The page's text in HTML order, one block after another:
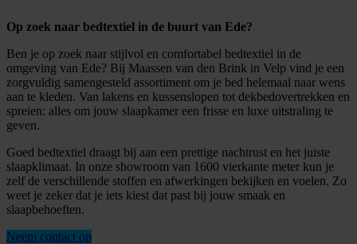
Op zoek naar bedtextiel in de buurt van Ede?
Ben je op zoek naar stijlvol en comfortabel bedtextiel in de
omgeving van Ede? Bij Maassen van den Brink in Velp vind je een
zorgvuldig samengesteld assortiment om je bed helemaal naar wens
aan te kleden. Van lakens en kussenslopen tot dekbedovertrekken en
spreien: alles om jouw slaapkamer een frisse en luxe uitstraling te
geven.
Goed bedtextiel draagt bij aan een prettige nachtrust en het juiste
slaapklimaat. In onze showroom van 1600 vierkante meter kun je
zelf de verschillende stoffen en afwerkingen bekijken en voelen. Zo
weet je zeker dat je iets kiest dat past bij jouw smaak en
slaapbehoeften.
Neem contact op